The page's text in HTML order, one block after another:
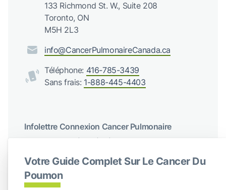
Votre Guide Complet Sur Le Cancer Du
Poumon
133 Richmond St. W., Suite 208
Toronto, ON
M5H 2L3
info@CancerPulmonaireCanada.ca
Téléphone: 416-785-3439
Sans frais: 1-888-445-4403
Infolettre Connexion Cancer Pulmonaire
Recevez des mises à jour régulières de Cancer du poumon
S'abonner